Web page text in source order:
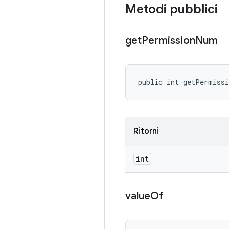
Metodi pubblici
getPermissionNum
public int
Ritorni
int
valueOf